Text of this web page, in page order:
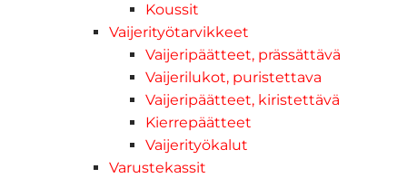
Koussit
Vaijerityötarvikkeet
Vaijeripäätteet, prässättävä
Vaijerilukot, puristettava
Vaijeripäätteet, kiristettävä
Kierrepäätteet
Vaijerityökalut
Varustekassit